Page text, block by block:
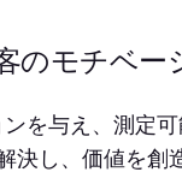
のモチベー
を与え、測定
決し、価値を創